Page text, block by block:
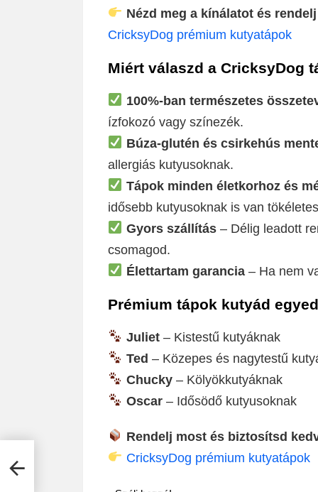
Nézd meg a kínálatot és
CricksyDog prémium kutyatápok
Miért válaszd a CricksyDog
100%-ban természetes
ízfokozó vagy színezék.
Búza-glutén és csirkehús
allergiás kutyusoknak.
Tápok minden életkorhoz és
idősebb kutyusoknak is van
Gyors szállítás– Délig leadott
csomagod.
Élettartam garancia– Ha nem
Prémium tápok kutyád
Juliet– Kistestű kutyáknak
Ted – Közepes és nagytestű
Chucky– Kölyökkutyáknak
Oscar– Idősödő kutyusoknak
Rendelj most és biztosítsd
CricksyDog prémium kutyatápok